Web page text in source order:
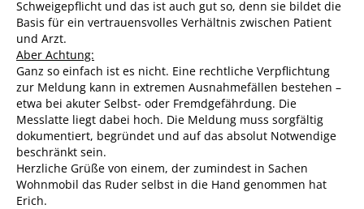
Schweigepflicht und das ist auch gut so, denn sie bildet die
Basis für ein vertrauensvolles Verhältnis zwischen Patient
und Arzt.
Aber Achtung:
Ganz so einfach ist es nicht. Eine rechtliche Verpflichtung
zur Meldung kann in extremen Ausnahmefällen bestehen –
etwa bei akuter Selbst- oder Fremdgefährdung. Die
Messlatte liegt dabei hoch. Die Meldung muss sorgfältig
dokumentiert, begründet und auf das absolut Notwendige
beschränkt sein.
Herzliche Grüße von einem, der zumindest in Sachen
Wohnmobil das Ruder selbst in die Hand genommen hat
Erich.